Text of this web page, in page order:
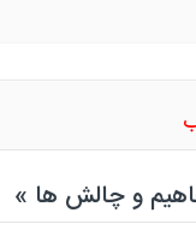
و چالش ها »